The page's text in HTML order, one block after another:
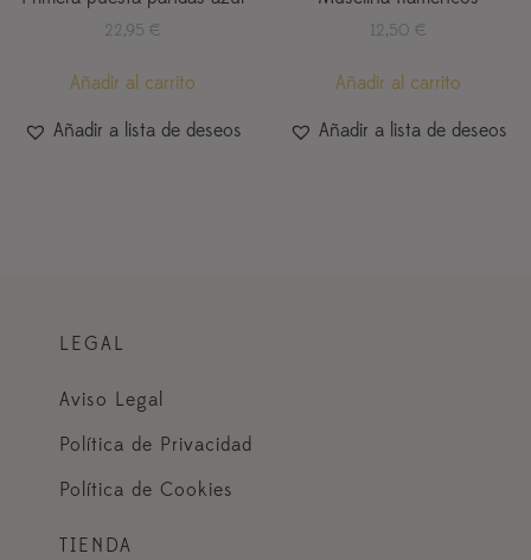
22,95 €
Añadir al carrito
Añadir a lista de deseos
12,50 €
Añadir al carrito
Añadir a lista de deseos
LEGAL
Aviso Legal
Política de Privacidad
Política de Cookies
TIENDA